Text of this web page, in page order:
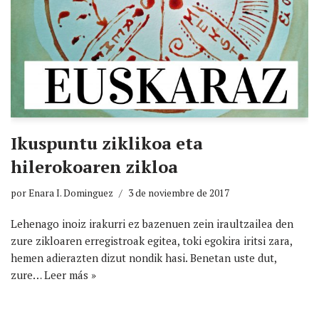
Ikuspuntu ziklikoa eta
hilerokoaren zikloa
porEnara I. Dominguez 3 de noviembre de 2017
Lehenago inoiz irakurri ez bazenuen zein iraultzailea den
zure zikloaren erregistroak egitea, toki egokira iritsi zara,
hemen adierazten dizut nondik hasi. Benetan uste dut,
zure…Leer más »